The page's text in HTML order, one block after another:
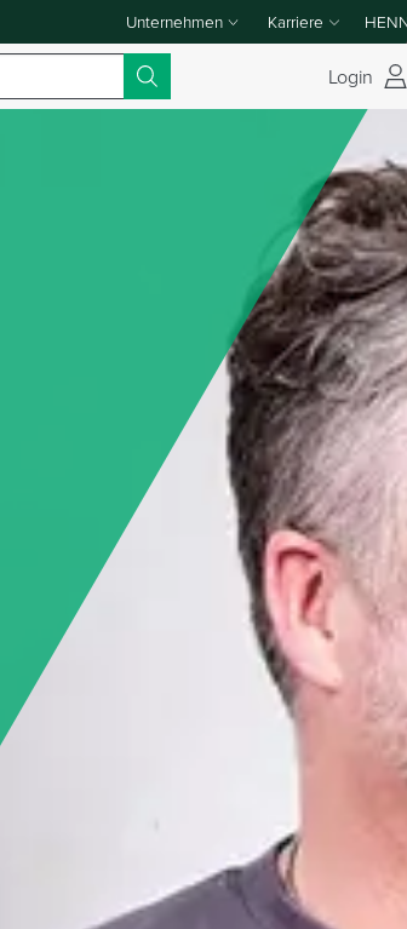
Unternehmen
Dropdown-Menü Unternehmen
Karriere
Dropdown-Menü
Login